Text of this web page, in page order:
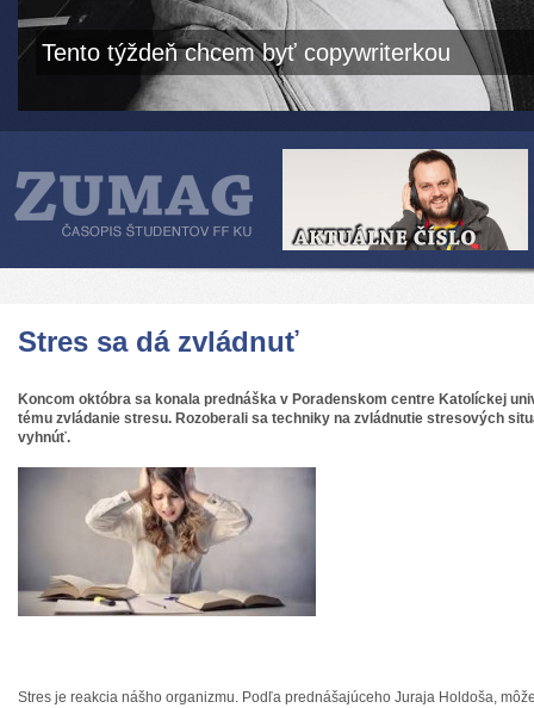
Tento týždeň chcem byť copywriterkou
Stres sa dá zvládnuť
Koncom októbra sa konala prednáška v Poradenskom centre Katolíckej
tému zvládanie stresu. Rozoberali sa techniky na zvládnutie stresových
vyhnúť.
Stres je reakcia nášho organizmu. Podľa prednášajúceho Juraja Holdoša,